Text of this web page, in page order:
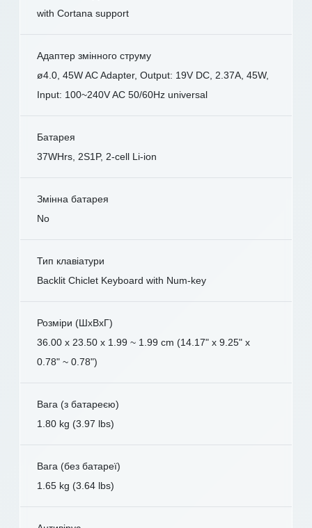
with Cortana support
Адаптер змінного струму
ø4.0, 45W AC Adapter, Output: 19V DC, 2.37A, 45W,
Input: 100~240V AC 50/60Hz universal
Батарея
37WHrs, 2S1P, 2-cell Li-ion
Змінна батарея
No
Тип клавіатури
Backlit Chiclet Keyboard with Num-key
Розміри (ШxВxГ)
36.00 x 23.50 x 1.99 ~ 1.99 cm (14.17" x 9.25" x
0.78" ~ 0.78")
Вага (з батареєю)
1.80 kg (3.97 lbs)
Вага (без батареї)
1.65 kg (3.64 lbs)